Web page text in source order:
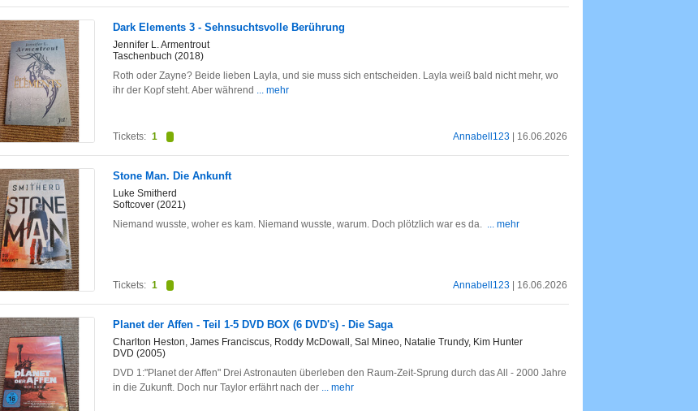
Dark Elements 3 - Sehnsuchtsvolle Berührung
Jennifer L. Armentrout
Taschenbuch (2018)
Roth oder Zayne? Beide lieben Layla, und sie muss sich entscheiden. Layla weiß bald nicht mehr, wo
ihr der Kopf steht. Aber während ... mehr
Annabell123 | 16.06.2026
Tickets: 1
Stone Man. Die Ankunft
Luke Smitherd
Softcover (2021)
Niemand wusste, woher es kam. Niemand wusste, warum. Doch plötzlich war es da. ... mehr
Annabell123 | 16.06.2026
Tickets: 1
Planet der Affen - Teil 1-5 DVD BOX (6 DVD's) - Die Saga
Charlton Heston, James Franciscus, Roddy McDowall, Sal Mineo, Natalie Trundy, Kim Hunter
DVD (2005)
DVD 1:"Planet der Affen" Drei Astronauten überleben den Raum-Zeit-Sprung durch das All - 2000 Jahre
in die Zukunft. Doch nur Taylor erfährt nach der ... mehr